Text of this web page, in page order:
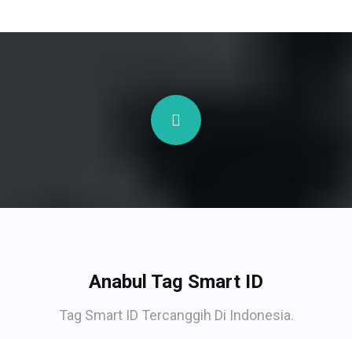
Anabul Tag Smart ID
Tag Smart ID Tercanggih Di Indonesia.